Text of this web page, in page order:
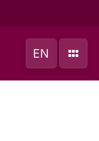
EN